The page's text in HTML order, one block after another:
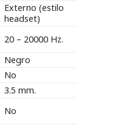
Externo (estilo
headset)
20 – 20000 Hz.
Negro
No
3.5 mm.
No